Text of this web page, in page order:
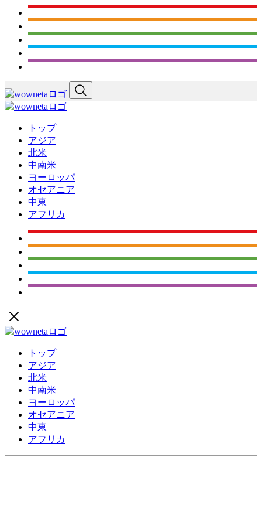
トップ
アジア
北米
中南米
ヨーロッパ
オセアニア
中東
アフリカ
トップ
アジア
北米
中南米
ヨーロッパ
オセアニア
中東
アフリカ